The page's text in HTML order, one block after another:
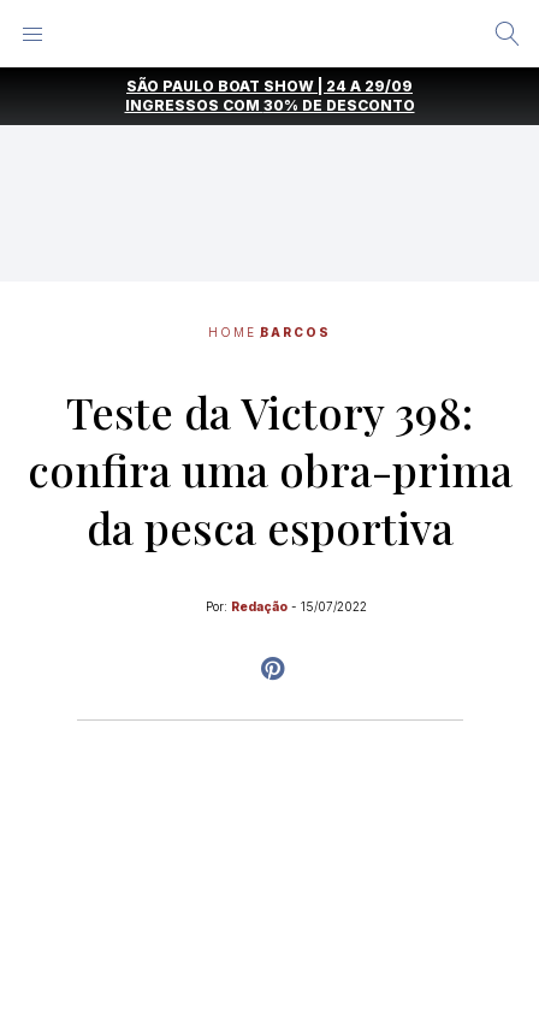
SÃO PAULO BOAT SHOW | 24 A 29/09
INGRESSOS COM 30% DE DESCONTO
HOME BARCOS
Teste da Victory 398:
confira uma obra-prima
da pesca esportiva
Por: Redação - 15/07/2022